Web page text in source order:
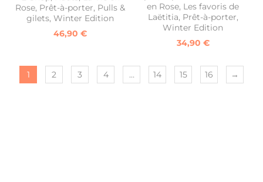
Rose, Prêt-à-porter, Pulls &
gilets, Winter Edition
46,90 €
en Rose, Les favoris de
Laëtitia, Prêt-à-porter,
Winter Edition
34,90 €
1 2 3 4 … 14 15 16 →